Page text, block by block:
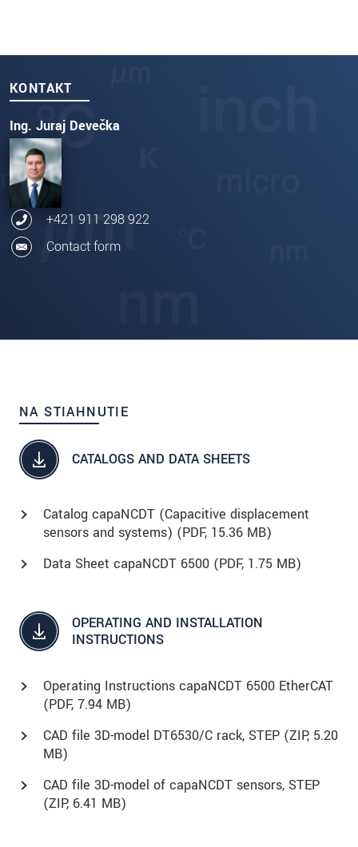
KONTAKT
Ing. Juraj Devečka
+421 911 298 922
Contact form
NA STIAHNUTIE
CATALOGS AND DATA SHEETS
Catalog capaNCDT (Capacitive displacement
sensors and systems) (PDF, 15.36 MB)
Data Sheet capaNCDT 6500 (PDF, 1.75 MB)
OPERATING AND INSTALLATION
INSTRUCTIONS
Operating Instructions capaNCDT 6500 EtherCAT
(PDF, 7.94 MB)
CAD file 3D-model DT6530/C rack, STEP (ZIP, 5.20
MB)
CAD file 3D-model of capaNCDT sensors, STEP
(ZIP, 6.41 MB)